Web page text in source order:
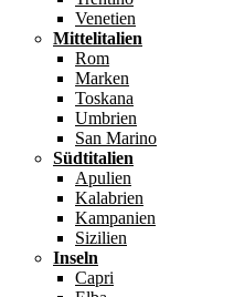
Venetien
Mittelitalien
Rom
Marken
Toskana
Umbrien
San Marino
Südtitalien
Apulien
Kalabrien
Kampanien
Sizilien
Inseln
Capri